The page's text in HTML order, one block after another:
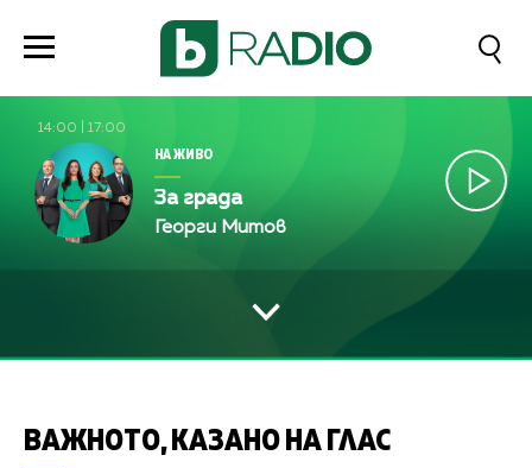
14:00 17:00
НА ЖИВО
За града
Георги Митов
ВАЖНОТО, КАЗАНО НА ГЛАС